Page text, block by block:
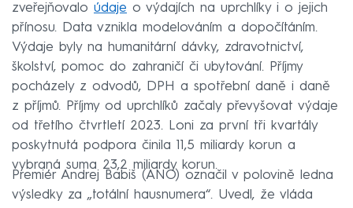
zveřejňovalo údaje o výdajích na uprchlíky i o jejich
přínosu. Data vznikla modelováním a dopočítáním.
Výdaje byly na humanitární dávky, zdravotnictví,
školství, pomoc do zahraničí či ubytování. Příjmy
pocházely z odvodů, DPH a spotřební daně i daně
z příjmů. Příjmy od uprchlíků začaly převyšovat výdaje
od třetího čtvrtletí 2023. Loni za první tři kvartály
poskytnutá podpora činila 11,5 miliardy korun a
vybraná suma 23,2 miliardy korun.
Premiér Andrej Babiš (ANO) označil v polovině ledna
výsledky za „totální hausnumera“. Uvedl, že vláda